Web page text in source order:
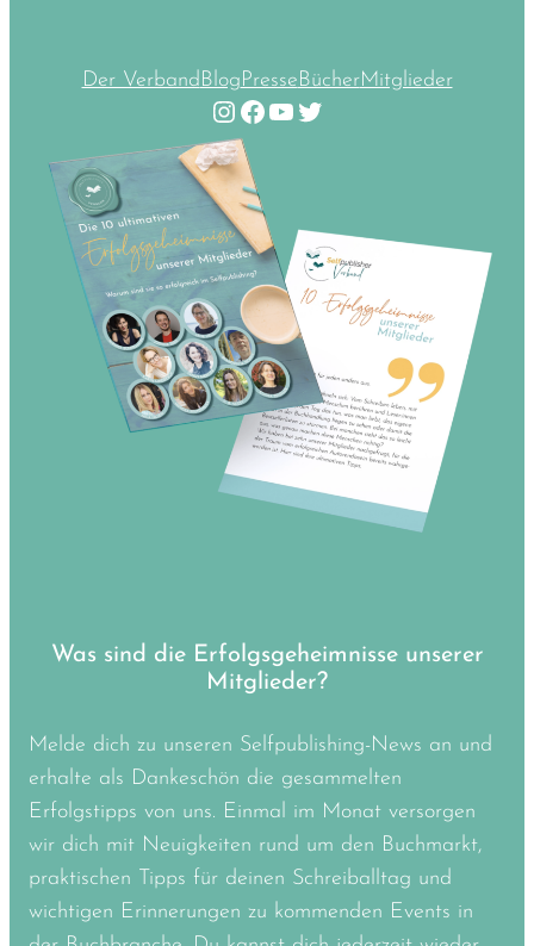
Der VerbandBlogPresseBücherMitglieder
Instagram Facebook YouTube Twitter
Was sind die Erfolgsgeheimnisse unserer
Mitglieder?
Melde dich zu unseren Selfpublishing-News an und
erhalte als Dankeschön die gesammelten
Erfolgstipps von uns. Einmal im Monat versorgen
wir dich mit Neuigkeiten rund um den Buchmarkt,
praktischen Tipps für deinen Schreiballtag und
wichtigen Erinnerungen zu kommenden Events in